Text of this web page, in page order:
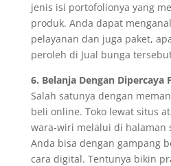
jenis isi portofolionya yang
produk. Anda dapat
pelayanan dan juga paket,
peroleh di Jual bunga
6. Belanja Dengan Dipercaya
Salah satunya dengan
beli online. Toko lewat situs
wara-wiri melalui di halaman
Anda bisa dengan gampang
cara digital. Tentunya bikin